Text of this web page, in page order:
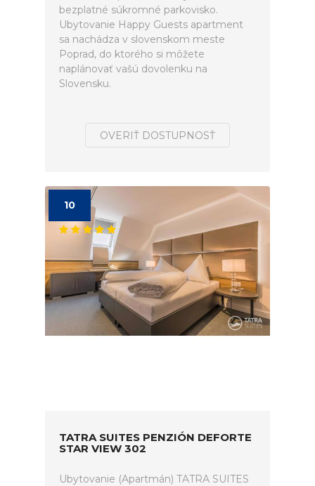
bezplatné súkromné parkovisko.
Ubytovanie Happy Guests apartment
sa nachádza v slovenskom meste
Poprad, do ktorého si môžete
naplánovať vašú dovolenku na
Slovensku.
OVERIŤ DOSTUPNOSŤ
10
TATRA SUITES PENZIÓN DEFORTE
STAR VIEW 302
Ubytovanie (Apartmán) TATRA SUITES